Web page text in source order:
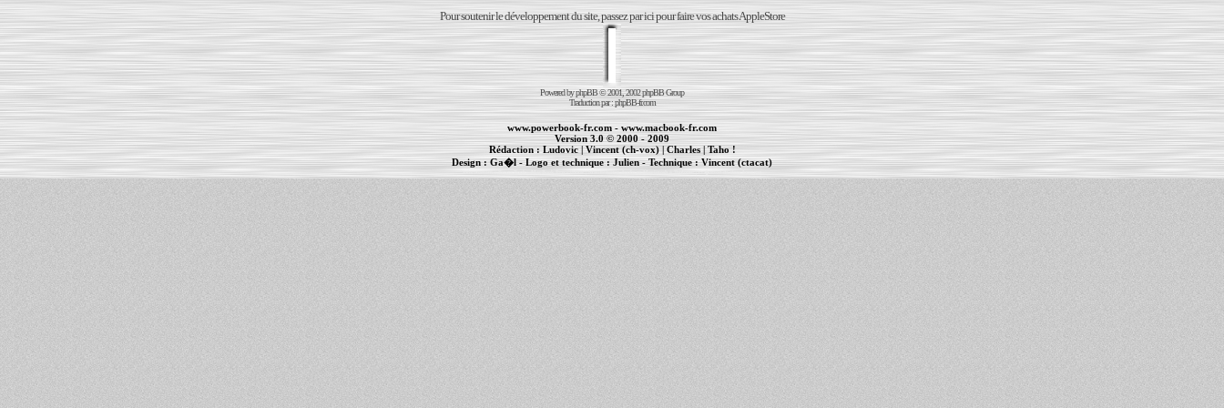
Pour soutenir le développement du site, passez par ici pour faire vos achats AppleStore
Powered byphpBB© 2001, 2002 phpBB Group
Traduction par :phpBB-fr.com
www.powerbook-fr.com - www.macbook-fr.com
Version 3.0 © 2000 - 2009
Rédaction : Ludovic|Vincent (ch-vox)| Charles|Taho !
Design :Ga�l - Logo et technique : Julien - Technique :Vincent (ctacat)
| | cr�ation de sites Internet